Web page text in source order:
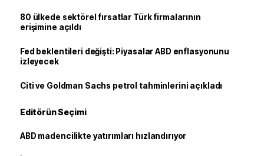
80 ülkede sektörel fırsatlar Türk firmalarının
erişimine açıldı
Fed beklentileri değişti: Piyasalar ABD enflasyonunu
izleyecek
Citi ve Goldman Sachs petrol tahminlerini açıkladı
Editörün Seçimi
ABD madencilikte yatırımları hızlandırıyor